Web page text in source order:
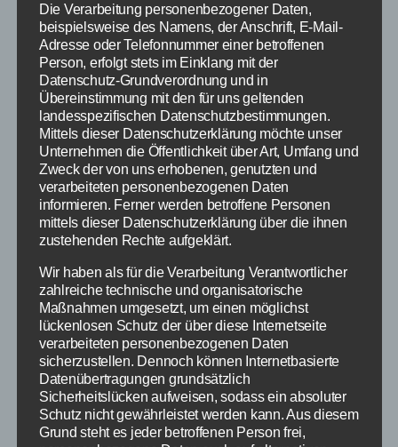
The contents of our pages were created with the
greatest care. However, we cannot assume any
liability for the correctness, completeness and
topicality of the contents. As a service provider,
we are responsible for our own content on
these pages in accordance with § 5 DDG and
general laws. According to § 5 DDG we are not
obliged to monitor transmitted or stored
information from third parties or to investigate
circumstances that indicate illegal activity.
Obligations to remove or block the use of
unaffected. However, liability in this respect is
only possible from the time of knowledge of a
concrete infringement. If we become aware of
any such violations, we will remove the content
in question immediately.
Urheberrecht
Die durch die Seitenbetreiber erstellten Inhalte
Die Verarbeitung personenbezogener Daten,
beispielsweise des Namens, der Anschrift, E-Mail-
Adresse oder Telefonnummer einer betroffenen
Person, erfolgt stets im Einklang mit der
Datenschutz-Grundverordnung und in
Übereinstimmung mit den für uns geltenden
landesspezifischen Datenschutzbestimmungen.
Mittels dieser Datenschutzerklärung möchte unser
Unternehmen die Öffentlichkeit über Art, Umfang und
Zweck der von uns erhobenen, genutzten und
verarbeiteten personenbezogenen Daten
informieren. Ferner werden betroffene Personen
mittels dieser Datenschutzerklärung über die ihnen
zustehenden Rechte aufgeklärt.
Wir haben als für die Verarbeitung Verantwortlicher
zahlreiche technische und organisatorische
Maßnahmen umgesetzt, um einen möglichst
lückenlosen Schutz der über diese Internetseite
verarbeiteten personenbezogenen Daten
sicherzustellen. Dennoch können Internetbasierte
Datenübertragungen grundsätzlich
Sicherheitslücken aufweisen, sodass ein absoluter
Schutz nicht gewährleistet werden kann. Aus diesem
Grund steht es jeder betroffenen Person frei,